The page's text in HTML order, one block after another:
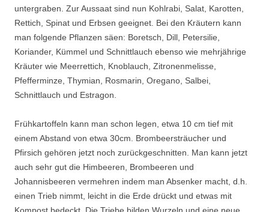
untergraben. Zur Aussaat sind nun Kohlrabi, Salat, Karotten,
Rettich, Spinat und Erbsen geeignet. Bei den Kräutern kann
man folgende Pflanzen säen: Boretsch, Dill, Petersilie,
Koriander, Kümmel und Schnittlauch ebenso wie mehrjährige
Kräuter wie Meerrettich, Knoblauch, Zitronenmelisse,
Pfefferminze, Thymian, Rosmarin, Oregano, Salbei,
Schnittlauch und Estragon.
Frühkartoffeln kann man schon legen, etwa 10 cm tief mit
einem Abstand von etwa 30cm. Brombeersträucher und
Pfirsich gehören jetzt noch zurückgeschnitten. Man kann jetzt
auch sehr gut die Himbeeren, Brombeeren und
Johannisbeeren vermehren indem man Absenker macht, d.h.
einen Trieb nimmt, leicht in die Erde drückt und etwas mit